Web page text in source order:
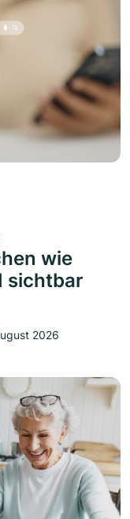
wie
sichtbar
2026